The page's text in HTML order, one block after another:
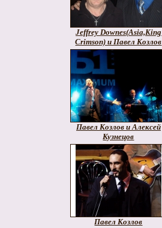
Jeffrey Downes(Asia,King
Crimson) и Павел Козлов
Павел Козлов и Алексей
Кузнецов
Павел Козлов